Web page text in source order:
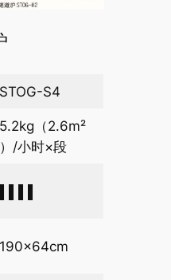
STOG-S4
5.2kg（2.6m²
）/小时×段
190×64cm